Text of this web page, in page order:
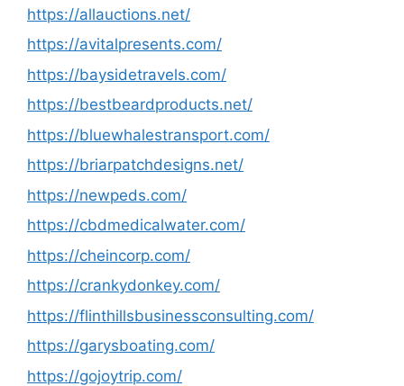
https://allauctions.net/
https://avitalpresents.com/
https://baysidetravels.com/
https://bestbeardproducts.net/
https://bluewhalestransport.com/
https://briarpatchdesigns.net/
https://newpeds.com/
https://cbdmedicalwater.com/
https://cheincorp.com/
https://crankydonkey.com/
https://flinthillsbusinessconsulting.com/
https://garysboating.com/
https://gojoytrip.com/